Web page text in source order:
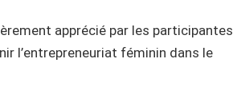
apprécié par les participantes
l’entrepreneuriat féminin dans le